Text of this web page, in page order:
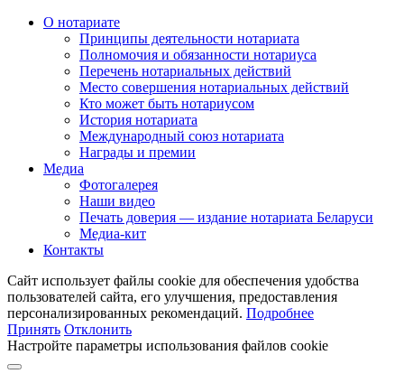
О нотариате
Принципы деятельности нотариата
Полномочия и обязанности нотариуса
Перечень нотариальных действий
Место совершения нотариальных действий
Кто может быть нотариусом
История нотариата
Международный союз нотариата
Награды и премии
Медиа
Фотогалерея
Наши видео
Печать доверия — издание нотариата Беларуси
Медиа-кит
Контакты
Сайт использует файлы cookie для обеспечения удобства
пользователей сайта, его улучшения, предоставления
персонализированных рекомендаций. Подробнее
Принять Отклонить
Настройте параметры использования файлов cookie